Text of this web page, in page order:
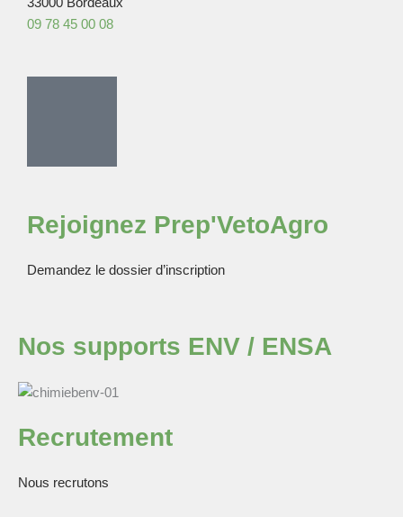
33000 Bordeaux
09 78 45 00 08
Rejoignez Prep'VetoAgro
Demandez le dossier d’inscription
Nos supports ENV / ENSA
Recrutement
Nous recrutons